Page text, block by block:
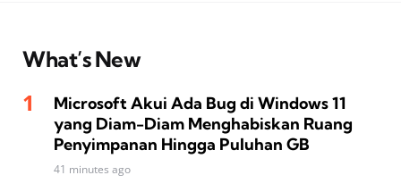
What’s New
Microsoft Akui Ada Bug di Windows 11
yang Diam-Diam Menghabiskan Ruang
Penyimpanan Hingga Puluhan GB
41 minutes ago